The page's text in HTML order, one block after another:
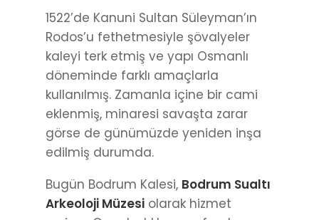
1522’de Kanuni Sultan Süleyman’ın
Rodos’u fethetmesiyle şövalyeler
kaleyi terk etmiş ve yapı Osmanlı
döneminde farklı amaçlarla
kullanılmış. Zamanla içine bir cami
eklenmiş, minaresi savaşta zarar
görse de günümüzde yeniden inşa
edilmiş durumda.
Bugün Bodrum Kalesi, Bodrum Sualtı
Arkeoloji Müzesi olarak hizmet